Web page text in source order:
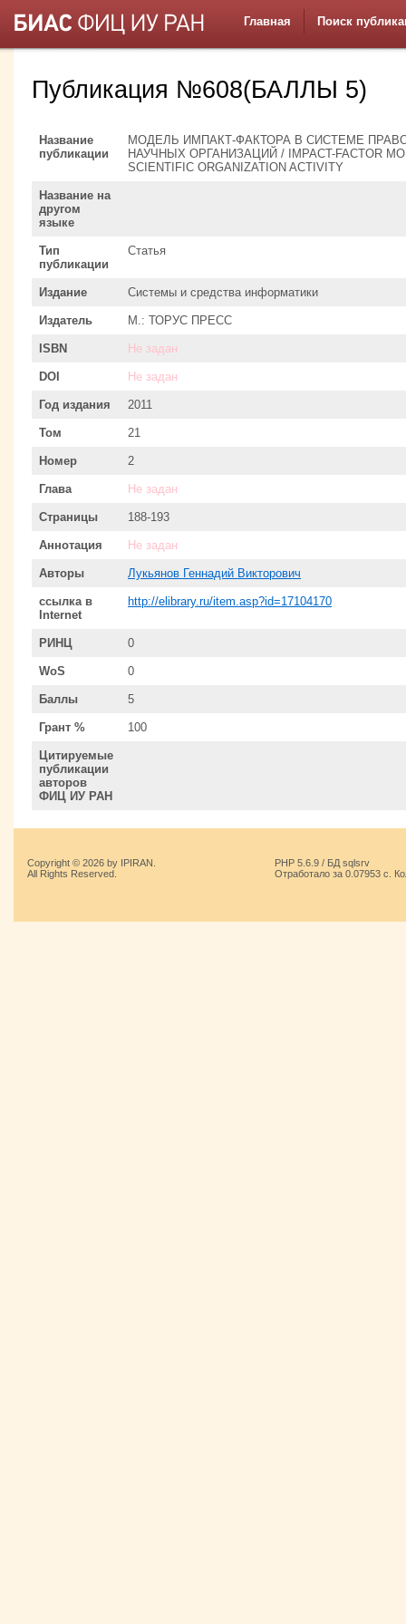
Главная Поиск
Публикация №608(БАЛЛЫ 5)
Название
публикации
МОДЕЛЬ ИМПАКТ-ФАКТОРА В СИСТЕМЕ
НАУЧНЫХ ОРГАНИЗАЦИЙ / IMPACT-FACTOR
SCIENTIFIC ORGANIZATION ACTIVITY
Название на
другом
языке
Тип
публикации
Статья
Издание Системы и средства информатики
Издатель М.: ТОРУС ПРЕСС
ISBN Не задан
DOI Не задан
Год издания 2011
Том 21
Номер 2
Глава Не задан
Страницы 188-193
Аннотация Не задан
Авторы Лукьянов Геннадий Викторович
ссылка в
Internet
http://elibrary.ru/item.asp?id=17104170
РИНЦ 0
WoS 0
Баллы 5
Грант % 100
Цитируемые
публикации
авторов
ФИЦ ИУ РАН
Copyright © 2026 by IPIRAN.
All Rights Reserved.
PHP 5.6.9 / БД sqlsrv
Отработало за 0.07953 с.